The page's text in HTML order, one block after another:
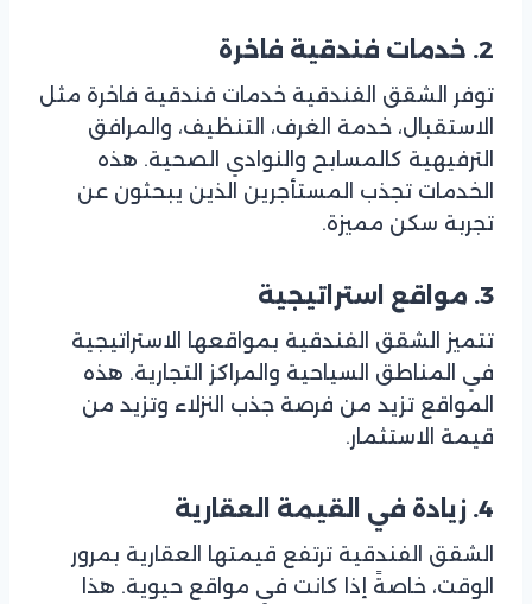
2. خدمات فندقية فاخرة
توفر الشقق الفندقية خدمات فندقية فاخرة مثل
الاستقبال، خدمة الغرف، التنظيف، والمرافق
الترفيهية كالمسابح والنوادي الصحية. هذه
الخدمات تجذب المستأجرين الذين يبحثون عن
تجربة سكن مميزة.
3. مواقع استراتيجية
تتميز الشقق الفندقية بمواقعها الاستراتيجية
في المناطق السياحية والمراكز التجارية. هذه
المواقع تزيد من فرصة جذب النزلاء وتزيد من
قيمة الاستثمار.
4. زيادة في القيمة العقارية
الشقق الفندقية ترتفع قيمتها العقارية بمرور
الوقت، خاصةً إذا كانت في مواقع حيوية. هذا